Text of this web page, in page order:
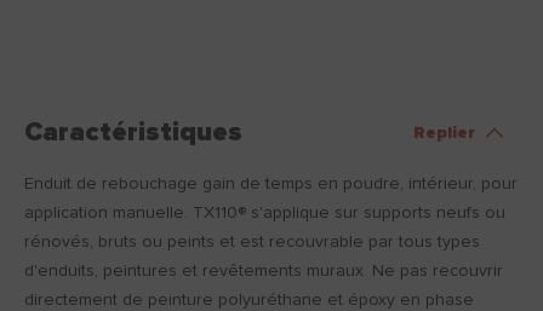
Caractéristiques Replier
Enduit de rebouchage gain de temps en poudre, intérieur, pour
application manuelle. TX110® s'applique sur supports neufs ou
rénovés, bruts ou peints et est recouvrable par tous types
d'enduits, peintures et revêtements muraux. Ne pas recouvrir
directement de peinture polyuréthane et époxy en phase